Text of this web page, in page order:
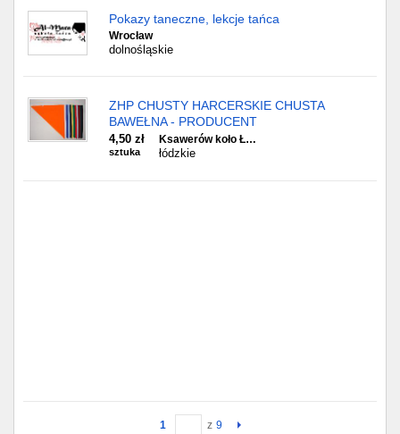
Pokazy taneczne, lekcje tańca
Wrocław
dolnośląskie
ZHP CHUSTY HARCERSKIE CHUSTA
BAWEŁNA - PRODUCENT
4,50 zł
sztuka
Ksawerów koło Ł…
łódzkie
1 z 9